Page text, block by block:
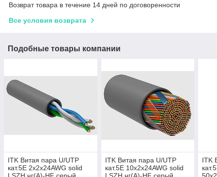
Возврат товара в течение 14 дней по договоренности
Все условия возврата
Подобные товары компании
ITK Витая пара U/UTP
кат.5E 2х2х24AWG solid
ITK Витая пара U/UTP
кат.5E 10х2х24AWG solid
ITK